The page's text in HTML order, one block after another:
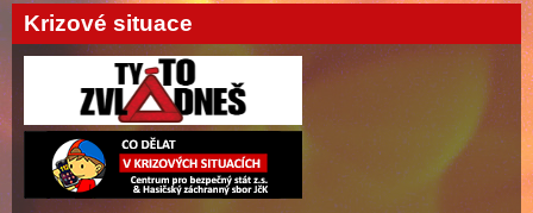
Krizové situace